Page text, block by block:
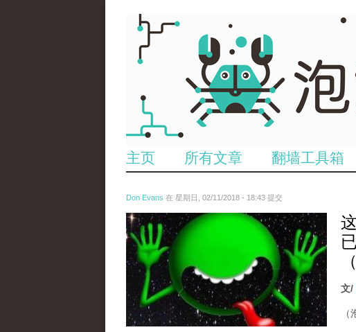
主页 所有文章 翻墙工具箱
Don Evans 在 星期日, 02/11/2018 - 18:43 提交
wechatimg1429.jpeg
文/
（